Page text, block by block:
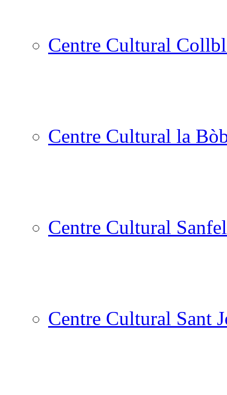
Centre Cultural
Centre Cultural la
Centre Cultural
Centre Cultural Sant